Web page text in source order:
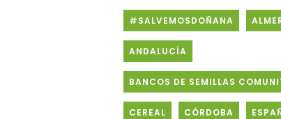
#SALVEMOSDOÑANA
ANDALUCÍA
BANCOS DE SEMILLAS
CEREAL CÓRDOBA